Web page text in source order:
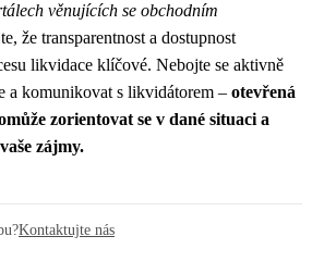
věnujících se obchodním
že transparentnost a dostupnost
likvidace klíčové. Nebojte se aktivně
a komunikovat s likvidátorem – otevřená
zorientovat se v dané situaci a
zájmy.
Kontaktujte nás